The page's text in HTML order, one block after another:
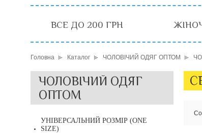
ВСЕ ДО 200 ГРН
Головна Каталог ЧОЛОВІЧИЙ ОДЯГ ОПТОМ
ЧОЛОВІЧИЙ ОДЯГ
ОПТОМ
УНІВЕРСАЛЬНИЙ РОЗМІР (ONE
SIZE)